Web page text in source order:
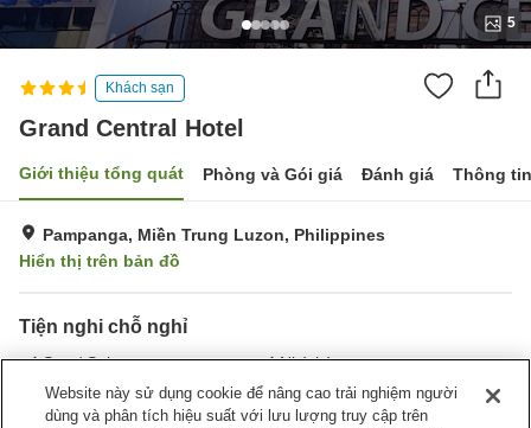
5
Khách sạn
Grand Central Hotel
Giới thiệu tổng quát Phòng và Gói giá Đánh giá Thông
Pampanga, Miền Trung Luzon, Philippines
Hiển thị trên bản đồ
Tiện nghi chỗ nghỉ
Spa / Salon
Nhà hàng
Bar
Hoàn toàn không hút thuốc
Website này sử dụng cookie để nâng cao trải nghiệm người
dùng và phân tích hiệu suất với lưu lượng truy cập trên